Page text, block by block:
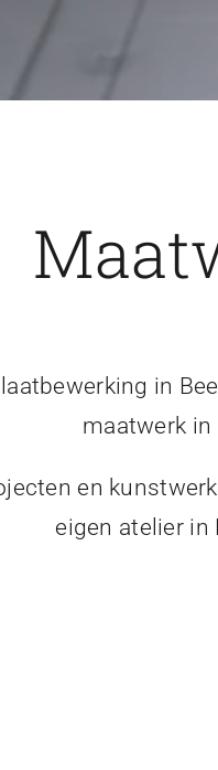
in
maatwerk
en
eigen atelier in